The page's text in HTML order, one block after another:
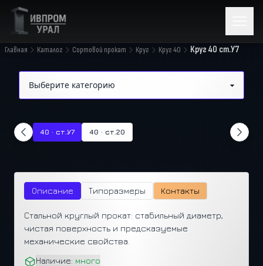
Главная Каталог Сортовой прокат Круг Круг 40 Круг 40 ст.У7
40 · ст.У7 40 · ст.20
Описание Типоразмеры Контакты
Стальной круглый прокат: стабильный диаметр,
чистая поверхность и предсказуемые
механические свойства.
Наличие: много